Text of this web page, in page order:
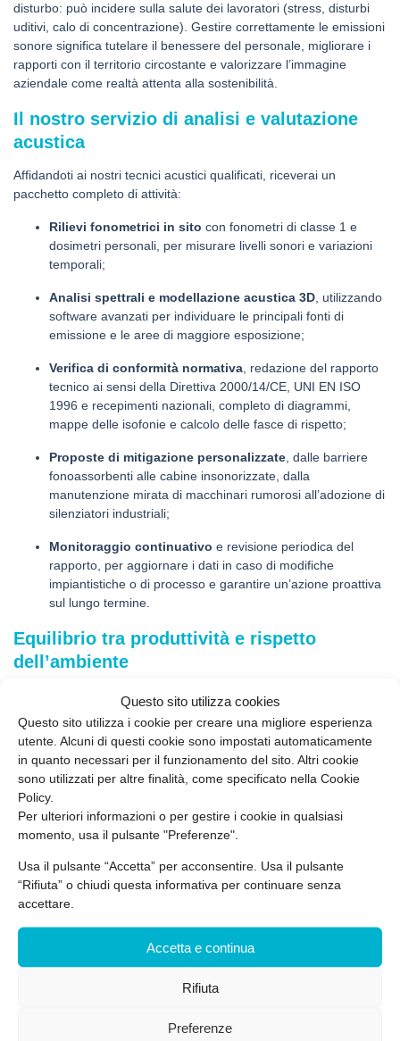
Questo sito utilizza cookies
Questo sito utilizza i cookie per creare una migliore esperienza
utente. Alcuni di questi cookie sono impostati automaticamente
in quanto necessari per il funzionamento del sito. Altri cookie
sono utilizzati per altre finalità, come specificato nella Cookie
Policy.
Per ulteriori informazioni o per gestire i cookie in qualsiasi
momento, usa il pulsante "Preferenze".
Usa il pulsante “Accetta” per acconsentire. Usa il pulsante
“Rifiuta” o chiudi questa informativa per continuare senza
accettare.
Accetta e continua
Rifiuta
Preferenze
disturbo: può incidere sulla salute dei lavoratori (stress, disturbi
uditivi, calo di concentrazione). Gestire correttamente le emissioni
sonore significa tutelare il benessere del personale, migliorare i
rapporti con il territorio circostante e valorizzare l’immagine
aziendale come realtà attenta alla sostenibilità.
Il nostro servizio di analisi e valutazione
acustica
Affidandoti ai nostri tecnici acustici qualificati, riceverai un
pacchetto completo di attività:
Rilievi fonometrici in sito con fonometri di classe 1 e
dosimetri personali, per misurare livelli sonori e variazioni
temporali;
Analisi spettrali e modellazione acustica 3D , utilizzando
software avanzati per individuare le principali fonti di
emissione e le aree di maggiore esposizione;
Verifica di conformità normativa , redazione del rapporto
tecnico ai sensi della Direttiva 2000/14/CE, UNI EN ISO
1996 e recepimenti nazionali, completo di diagrammi,
mappe delle isofonie e calcolo delle fasce di rispetto;
Proposte di mitigazione personalizzate , dalle barriere
fonoassorbenti alle cabine insonorizzate, dalla
manutenzione mirata di macchinari rumorosi all’adozione di
silenziatori industriali;
Monitoraggio continuativo e revisione periodica del
rapporto, per aggiornare i dati in caso di modifiche
impiantistiche o di processo e garantire un’azione proattiva
sul lungo termine.
Equilibrio tra produttività e rispetto
dell’ambiente
Con il nostro supporto tecnico trasformi il monitoraggio acustico in
un’opportunità di miglioramento continuo: riduci reclami, eviti
contenziosi e potenzi la motivazione del team in un ambiente più
confortevole. Contattaci per pianificare il sopralluogo acustico e
scoprire come possiamo aiutarti a conciliare efficienza produttiva
e sostenibilità sonora.
CONTATTACI
Non sai quale servizio fa per te?
Richiedi una consulenza gratuita